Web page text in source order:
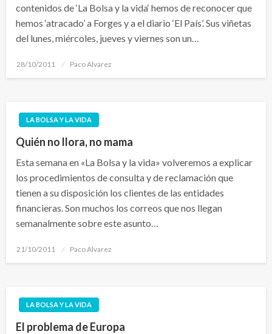
contenidos de ‘La Bolsa y la vida‘ hemos de reconocer que
hemos ‘atracado’ a Forges y a el diario ‘El País’. Sus viñetas
del lunes, miércoles, jueves y viernes son un…
Publicado
28/10/2011 Paco Alvarez
LA BOLSA Y LA VIDA
Quién no llora, no mama
Esta semana en «La Bolsa y la vida» volveremos a explicar
los procedimientos de consulta y de reclamación que
tienen a su disposición los clientes de las entidades
financieras. Son muchos los correos que nos llegan
semanalmente sobre este asunto…
Publicado
21/10/2011 Paco Alvarez
LA BOLSA Y LA VIDA
El problema de Europa